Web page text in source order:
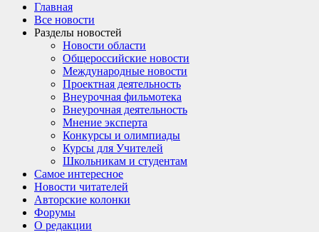
Главная
Все новости
Разделы новостей
Новости области
Общероссийские новости
Международные новости
Проектная деятельность
Внеурочная фильмотека
Внеурочная деятельность
Мнение эксперта
Конкурсы и олимпиады
Курсы для Учителей
Школьникам и студентам
Самое интересное
Новости читателей
Авторские колонки
Форумы
О редакции